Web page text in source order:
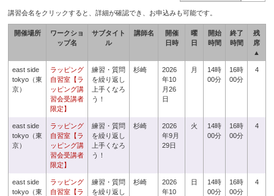
講習会名をクリックすると、詳細が確認でき、お申込みも可能です。
開催場所
ワークショ
ップ名
サブタイト
ル
講師名
開催
日時
曜
日
開始
時間
終了
時間
残
席
▲
east side
tokyo（東
京）
ラッピング
自習室【ラ
ッピング講
習会受講者
限定】
練習・質問
を繰り返し
上手くなろ
う！
杉崎
2026
年10
月26
日
月
14時
00分
16時
00分
4
east side
tokyo（東
京）
ラッピング
自習室【ラ
ッピング講
習会受講者
限定】
練習・質問
を繰り返し
上手くなろ
う！
杉崎
2026
年9月
29日
火
14時
00分
16時
00分
4
east side
tokyo（東
ラッピング
自習室【ラ
練習・質問
を繰り返し
杉崎
2026
年10
日
14時
00分
16時
00分
4